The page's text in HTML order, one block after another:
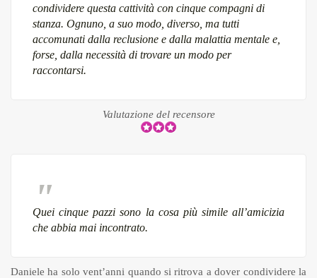
condividere questa cattività con cinque compagni di
stanza. Ognuno, a suo modo, diverso, ma tutti
accomunati dalla reclusione e dalla malattia mentale e,
forse, dalla necessità di trovare un modo per
raccontarsi.
Valutazione del recensore
Quei cinque pazzi sono la cosa più simile all’amicizia
che abbia mai incontrato.
Daniele ha solo vent’anni quando si ritrova a dover condividere la